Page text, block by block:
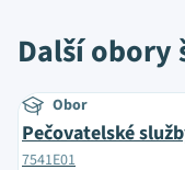
Další obory
Obor
Pečovatelské
7541E01